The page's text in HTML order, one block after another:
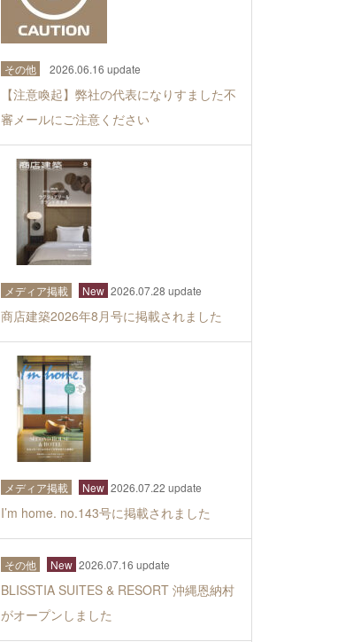
その他 2026.06.16 update
【注意喚起】弊社の代表になりすました不
審メールにご注意ください
メディア掲載 New 2026.07.28 update
商店建築2026年8月号に掲載されました
メディア掲載 New 2026.07.22 update
I’m home. no.143号に掲載されました
その他 New 2026.07.16 update
BLISSTIA SUITES & RESORT 沖縄恩納村
がオープンしました